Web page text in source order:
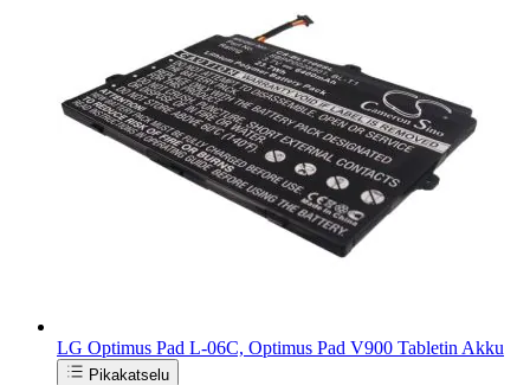
LG Optimus Pad L-06C, Optimus Pad V900 Tabletin Akku
Pikakatselu